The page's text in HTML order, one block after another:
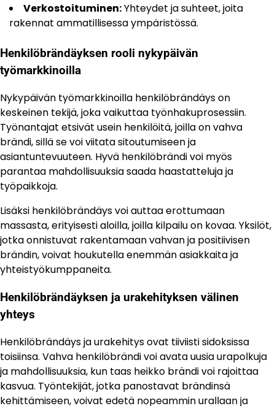
Verkostoituminen:Yhteydet ja suhteet, joita
rakennat ammatillisessa ympäristössä.
Henkilöbrändäyksen rooli nykypäivän
työmarkkinoilla
Nykypäivän työmarkkinoilla henkilöbrändäys on
keskeinen tekijä, joka vaikuttaa työnhakuprosessiin.
Työnantajat etsivät usein henkilöitä, joilla on vahva
brändi, sillä se voi viitata sitoutumiseen ja
asiantuntevuuteen. Hyvä henkilöbrändi voi myös
parantaa mahdollisuuksia saada haastatteluja ja
työpaikkoja.
Lisäksi henkilöbrändäys voi auttaa erottumaan
massasta, erityisesti aloilla, joilla kilpailu on kovaa. Yksilöt,
jotka onnistuvat rakentamaan vahvan ja positiivisen
brändin, voivat houkutella enemmän asiakkaita ja
yhteistyökumppaneita.
Henkilöbrändäyksen ja urakehityksen välinen
yhteys
Henkilöbrändäys ja urakehitys ovat tiiviisti sidoksissa
toisiinsa. Vahva henkilöbrändi voi avata uusia urapolkuja
ja mahdollisuuksia, kun taas heikko brändi voi rajoittaa
kasvua. Työntekijät, jotka panostavat brändinsä
kehittämiseen, voivat edetä nopeammin urallaan ja